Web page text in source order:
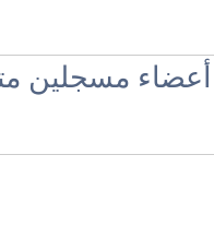
مسجلين متصلين